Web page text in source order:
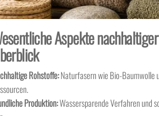
Aspekte
Rohstoffe:Naturfasern wie Bio-Baumwolle
Produktion:Wassersparende Verfahren und